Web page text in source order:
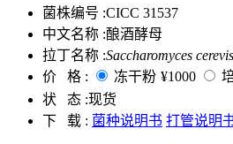
菌株编号 :CICC 31537
中文名称 :酿酒酵母
拉丁名称 :Saccharomyces
价 格 :
冻干粉 ¥1000
状 态 :现货
下 载 : 菌种说明书 打管说明